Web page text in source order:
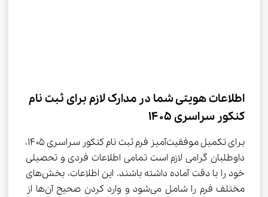
اطلاعات هویتی شما در مدارک لازم برای ثبت نام
کنکور سراسری ۱۴۰۵
برای تکمیل موفقیت‌آمیز فرم ثبت نام کنکور سراسری ۱۴۰۵،
داوطلبان گرامی لازم است تمامی اطلاعات فردی و تحصیلی
خود را با دقت آماده داشته باشند. این اطلاعات، بخش‌های
مختلف فرم را شامل می‌شود و وارد کردن صحیح آن‌ها از